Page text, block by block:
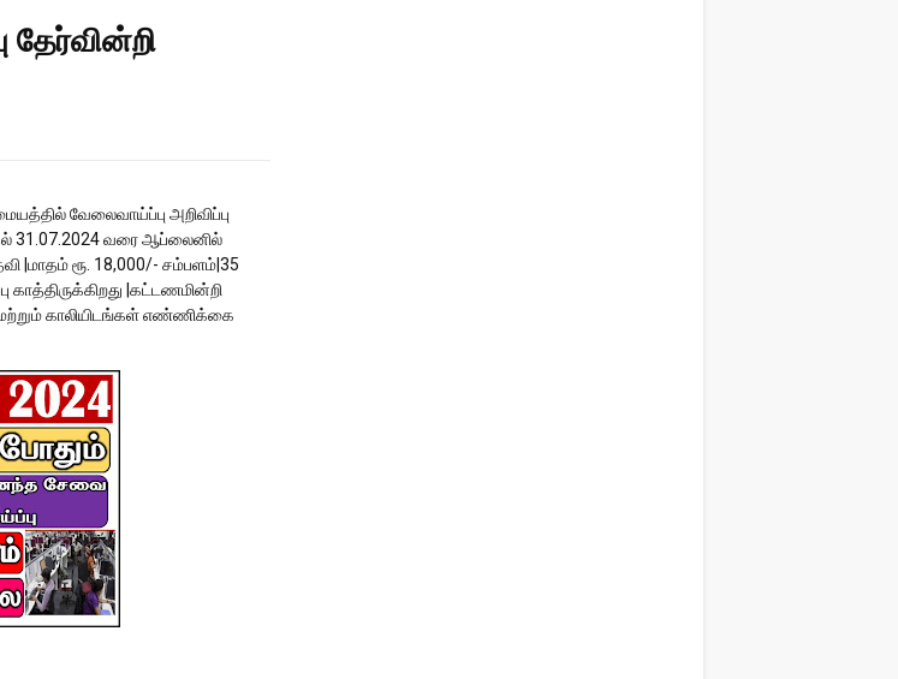
தேர்வின்றி
வேலைவாய்ப்பு அறிவிப்பு
31.07.2024 வரை ஆப்லைனில்
|மாதம் ரூ. 18,000/- சம்பளம்|35
|கட்டணமின்றி
காலியிடங்கள் எண்ணிக்கை